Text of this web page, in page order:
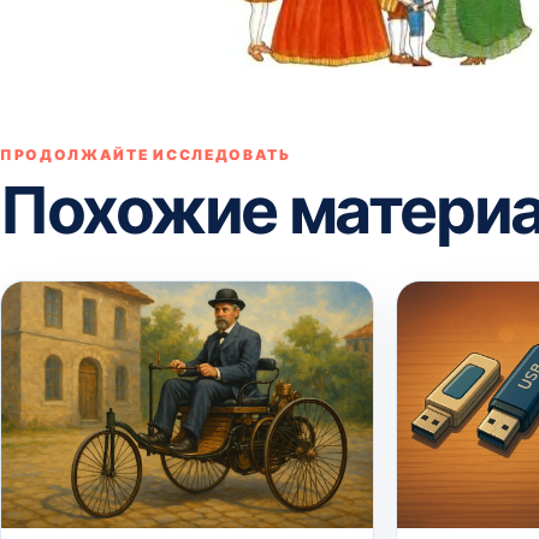
ПРОДОЛЖАЙТЕ ИССЛЕДОВАТЬ
Похожие